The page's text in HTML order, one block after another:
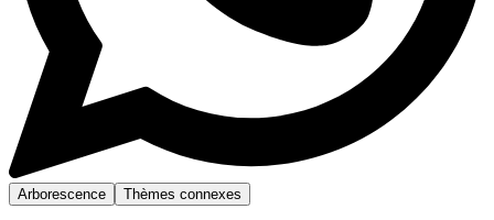
Arborescence Thèmes connexes